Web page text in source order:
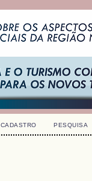
CADASTRO PESQUISA